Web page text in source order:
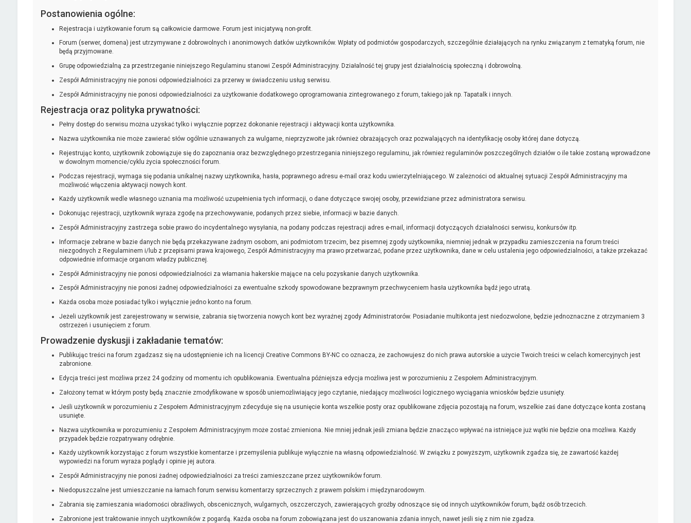
Postanowienia ogólne:
Rejestracja i użytkowanie forum są całkowicie darmowe. Forum jest inicjatywą non-profit.
Forum (serwer, domena) jest utrzymywane z dobrowolnych i anonimowych datków użytkowników. Wpłaty od podmiotów gospodarczych, szczególnie działających na rynku związanym z tematyką forum, nie
będą przyjmowane.
Grupę odpowiedzialną za przestrzeganie niniejszego Regulaminu stanowi Zespół Administracyjny. Działalność tej grupy jest działalnością społeczną i dobrowolną.
Zespół Administracyjny nie ponosi odpowiedzialności za przerwy w świadczeniu usług serwisu.
Zespół Administracyjny nie ponosi odpowiedzialności za użytkowanie dodatkowego oprogramowania zintegrowanego z forum, takiego jak np. Tapatalk i innych.
Rejestracja oraz polityka prywatności:
Pełny dostęp do serwisu można uzyskać tylko i wyłącznie poprzez dokonanie rejestracji i aktywacji konta użytkownika.
Nazwa użytkownika nie może zawierać słów ogólnie uznawanych za wulgarne, nieprzyzwoite jak również obrażających oraz pozwalających na identyfikację osoby której dane dotyczą.
Rejestrując konto, użytkownik zobowiązuje się do zapoznania oraz bezwzględnego przestrzegania niniejszego regulaminu, jak również regulaminów poszczególnych działów o ile takie zostaną wprowadzone
w dowolnym momencie/cyklu życia społeczności forum.
Podczas rejestracji, wymaga się podania unikalnej nazwy użytkownika, hasła, poprawnego adresu e-mail oraz kodu uwierzytelniającego. W zależności od aktualnej sytuacji Zespół Administracyjny ma
możliwość włączenia aktywacji nowych kont.
Każdy użytkownik wedle własnego uznania ma możliwość uzupełnienia tych informacji, o dane dotyczące swojej osoby, przewidziane przez administratora serwisu.
Dokonując rejestracji, użytkownik wyraża zgodę na przechowywanie, podanych przez siebie, informacji w bazie danych.
Zespół Administracyjny zastrzega sobie prawo do incydentalnego wysyłania, na podany podczas rejestracji adres e-mail, informacji dotyczących działalności serwisu, konkursów itp.
Informacje zebrane w bazie danych nie będą przekazywane żadnym osobom, ani podmiotom trzecim, bez pisemnej zgody użytkownika, niemniej jednak w przypadku zamieszczenia na forum treści
niezgodnych z Regulaminem i/lub z przepisami prawa krajowego, Zespół Administracyjny ma prawo przetwarzać, podane przez użytkownika, dane w celu ustalenia jego odpowiedzialności, a także przekazać
odpowiednie informacje organom władzy publicznej.
Zespół Administracyjny nie ponosi odpowiedzialności za włamania hakerskie mające na celu pozyskanie danych użytkownika.
Zespół Administracyjny nie ponosi żadnej odpowiedzialności za ewentualne szkody spowodowane bezprawnym przechwyceniem hasła użytkownika bądź jego utratą.
Każda osoba może posiadać tylko i wyłącznie jedno konto na forum.
Jeżeli użytkownik jest zarejestrowany w serwisie, zabrania się tworzenia nowych kont bez wyraźnej zgody Administratorów. Posiadanie multikonta jest niedozwolone, będzie jednoznaczne z otrzymaniem 3
ostrzeżeń i usunięciem z forum.
Prowadzenie dyskusji i zakładanie tematów:
Publikując treści na forum zgadzasz się na udostępnienie ich na licencji Creative Commons BY-NC co oznacza, że zachowujesz do nich prawa autorskie a użycie Twoich treści w celach komercyjnych jest
zabronione.
Edycja treści jest możliwa przez 24 godziny od momentu ich opublikowania. Ewentualna późniejsza edycja możliwa jest w porozumieniu z Zespołem Administracyjnym.
Założony temat w którym posty będą znacznie zmodyfikowane w sposób uniemożliwiający jego czytanie, niedający możliwości logicznego wyciągania wniosków będzie usunięty.
Jeśli użytkownik w porozumieniu z Zespołem Administracyjnym zdecyduje się na usunięcie konta wszelkie posty oraz opublikowane zdjęcia pozostają na forum, wszelkie zaś dane dotyczące konta zostaną
usunięte.
Nazwa użytkownika w porozumieniu z Zespołem Administracyjnym może zostać zmieniona. Nie mniej jednak jeśli zmiana będzie znacząco wpływać na istniejące już wątki nie będzie ona możliwa. Każdy
przypadek będzie rozpatrywany odrębnie.
Każdy użytkownik korzystając z forum wszystkie komentarze i przemyślenia publikuje wyłącznie na własną odpowiedzialność. W związku z powyższym, użytkownik zgadza się, że zawartość każdej
wypowiedzi na forum wyraża poglądy i opinie jej autora.
Zespół Administracyjny nie ponosi żadnej odpowiedzialności za treści zamieszczane przez użytkowników forum.
Niedopuszczalne jest umieszczanie na łamach forum serwisu komentarzy sprzecznych z prawem polskim i międzynarodowym.
Zabrania się zamieszania wiadomości obraźliwych, obscenicznych, wulgarnych, oszczerczych, zawierających groźby odnoszące się od innych użytkowników forum, bądź osób trzecich.
Zabronione jest traktowanie innych użytkowników z pogardą. Każda osoba na forum zobowiązana jest do uszanowania zdania innych, nawet jeśli się z nim nie zgadza.